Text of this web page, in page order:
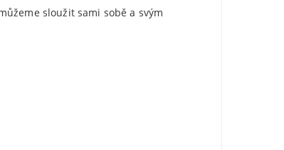
sloužit sami sobě a svým